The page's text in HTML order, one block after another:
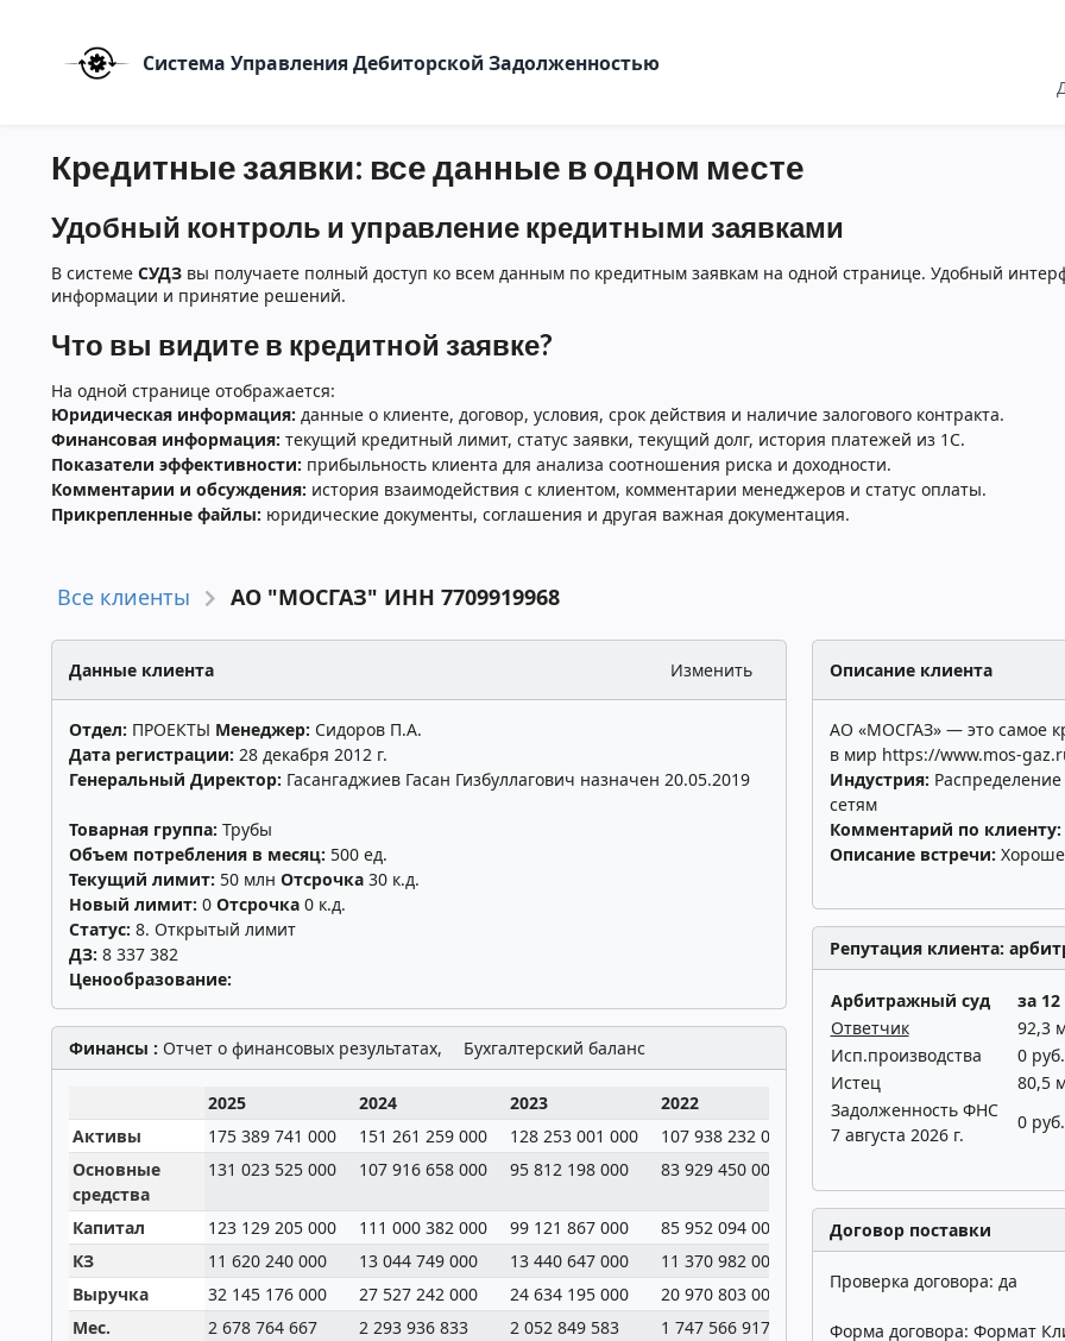
Система Управления Дебиторской Задолженностью
Кредитные заявки: все данные в одном месте
Удобный контроль и управление кредитными заявками
В системе СУДЗвы получаете полный доступ ко всем данным по кредитным заявкам на одной странице. Удобный
информации и принятие решений.
Что вы видите в кредитной заявке?
На одной странице отображается:
Юридическая информация: данные о клиенте, договор, условия, срок действия и наличие залогового контракта.
Финансовая информация: текущий кредитный лимит, статус заявки, текущий долг, история платежей из 1С.
Показатели эффективности: прибыльность клиента для анализа соотношения риска и доходности.
Комментарии и обсуждения: история взаимодействия с клиентом, комментарии менеджеров и статус оплаты.
Прикрепленные файлы: юридические документы, соглашения и другая важная документация.
Все клиенты АО "МОСГАЗ" ИНН 7709919968
Данные клиента Изменить
Отдел: ПРОЕКТЫ Менеджер: Сидоров П.А.
Дата регистрации: 28 декабря 2012 г.
Генеральный Директор: Гасангаджиев Гасан Гизбуллагович назначен 20.05.2019
Товарная группа: Трубы
Объем потребления в месяц: 500 ед.
Текущий лимит: 50 млн Отсрочка30 к.д.
Новый лимит: 0 Отсрочка0 к.д.
Статус: 8. Открытый лимит
ДЗ: 8 337 382
Ценообразование:
Описание клиента
АО «МОСГАЗ» — это самое
в мир https://www.mos-
Индустрия:
сетям
Комментарий по клиенту:
Описание встречи:
Финансы : Отчет о финансовых результатах, Бухгалтерский баланс
2025 2024 2023 2022 2021 2020
Активы
175 389 741 000 151 261 259 000 128 253 001 000 107 938 232 000 94 416 486 000 81 275 832 000
Основные
средства
131 023 525 000 107 916 658 000 95 812 198 000 83 929 450 000
Капитал 123 129 205 000 111 000 382 000 99 121 867 000 85 952 094 000 76 575 272 000 68 146 131 000
КЗ
11 620 240 000 13 044 749 000 13 440 647 000 11 370 982 000
Выручка
32 145 176 000 27 527 242 000 24 634 195 000 20 970 803 000 17 621 284 000 14 395 464 000
Мес.
2 678 764 667 2 293 936 833 2 052 849 583 1 747 566 917 1 468 440 333 1 199 622 000
Репутация клиента:
Арбитражный суд за
Ответчик
92,3
Исп.производства
0
Истец
80,5
Задолженность ФНС
7 августа 2026 г.
0 руб.
Договор поставки
Проверка договора: да
Форма договора: Формат